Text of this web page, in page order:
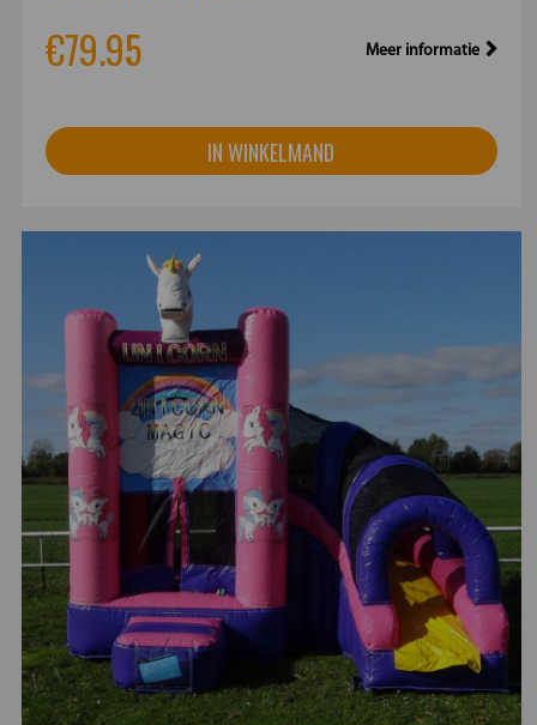
€79.95 Meer informatie
IN WINKELMAND